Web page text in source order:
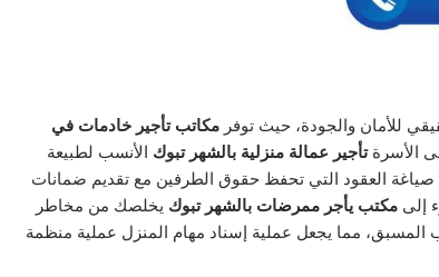
للأمان والجودة، حيث توفر مكاتب تأجير خادمات في
الأسرةتأجير عمالة منزلية بالشهر تبوك الأنسب لطبيعة
صياغة العقود التي تحفظ حقوق الطرفين مع تقديم ضمانات
إلى مكتب يأجر ممرضات بالشهر تبوك يخلصك من مخاطر
مما يجعل عملية إسناد مهام المنزل عملية منظمة